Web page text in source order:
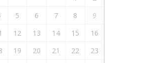
5 6 7 8
9
12 13 14 15
16
19 20 21 22
23